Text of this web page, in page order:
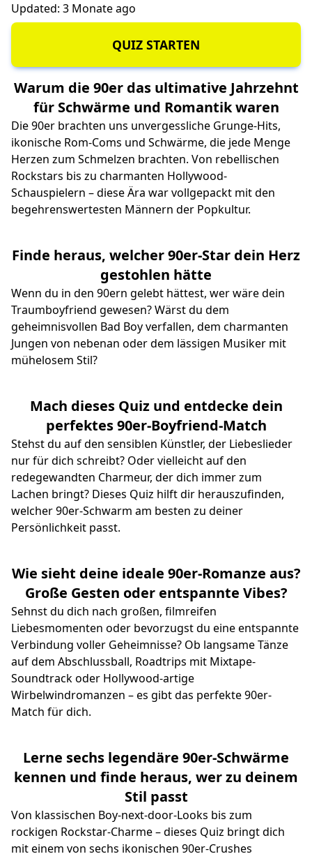
Updated: 3 Monate ago
QUIZ STARTEN
Warum die 90er das ultimative Jahrzehnt
für Schwärme und Romantik waren
Die 90er brachten uns unvergessliche Grunge-Hits,
ikonische Rom-Coms und Schwärme, die jede Menge
Herzen zum Schmelzen brachten. Von rebellischen
Rockstars bis zu charmanten Hollywood-
Schauspielern – diese Ära war vollgepackt mit den
begehrenswertesten Männern der Popkultur.
Finde heraus, welcher 90er-Star dein Herz
gestohlen hätte
Wenn du in den 90ern gelebt hättest, wer wäre dein
Traumboyfriend gewesen? Wärst du dem
geheimnisvollen Bad Boy verfallen, dem charmanten
Jungen von nebenan oder dem lässigen Musiker mit
mühelosem Stil?
Mach dieses Quiz und entdecke dein
perfektes 90er-Boyfriend-Match
Stehst du auf den sensiblen Künstler, der Liebeslieder
nur für dich schreibt? Oder vielleicht auf den
redegewandten Charmeur, der dich immer zum
Lachen bringt? Dieses Quiz hilft dir herauszufinden,
welcher 90er-Schwarm am besten zu deiner
Persönlichkeit passt.
Wie sieht deine ideale 90er-Romanze aus?
Große Gesten oder entspannte Vibes?
Sehnst du dich nach großen, filmreifen
Liebesmomenten oder bevorzugst du eine entspannte
Verbindung voller Geheimnisse? Ob langsame Tänze
auf dem Abschlussball, Roadtrips mit Mixtape-
Soundtrack oder Hollywood-artige
Wirbelwindromanzen – es gibt das perfekte 90er-
Match für dich.
Lerne sechs legendäre 90er-Schwärme
kennen und finde heraus, wer zu deinem
Stil passt
Von klassischen Boy-next-door-Looks bis zum
rockigen Rockstar-Charme – dieses Quiz bringt dich
mit einem von sechs ikonischen 90er-Crushes